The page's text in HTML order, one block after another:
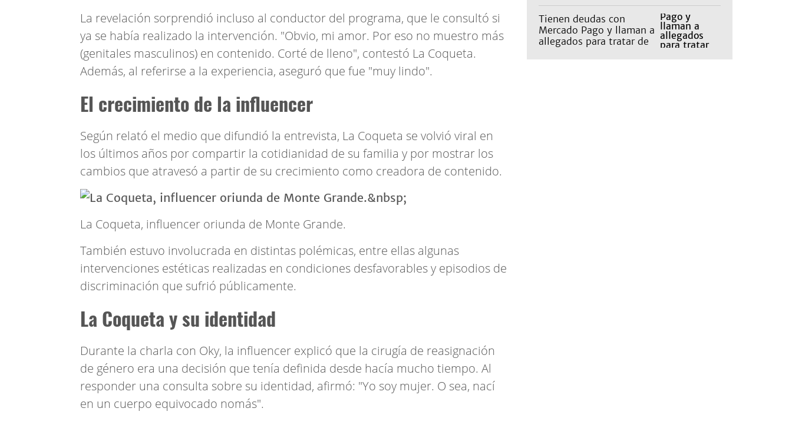
La revelación sorprendió incluso al conductor del programa, que le consultó si
ya se había realizado la intervención. "Obvio, mi amor. Por eso no muestro más
(genitales masculinos) en contenido. Corté de lleno", contestó La Coqueta.
Además, al referirse a la experiencia, aseguró que fue "muy lindo".
El crecimiento de la influencer
Según relató el medio que difundió la entrevista, La Coqueta se volvió viral en
los últimos años por compartir la cotidianidad de su familia y por mostrar los
cambios que atravesó a partir de su crecimiento como creadora de contenido.
La Coqueta, influencer oriunda de Monte Grande.
También estuvo involucrada en distintas polémicas, entre ellas algunas
intervenciones estéticas realizadas en condiciones desfavorables y episodios de
discriminación que sufrió públicamente.
La Coqueta y su identidad
Durante la charla con Oky, la influencer explicó que la cirugía de reasignación
de género era una decisión que tenía definida desde hacía mucho tiempo. Al
responder una consulta sobre su identidad, afirmó: "Yo soy mujer. O sea, nací
en un cuerpo equivocado nomás".
Tienen deudas con
Mercado Pago y llaman a
allegados para tratar de